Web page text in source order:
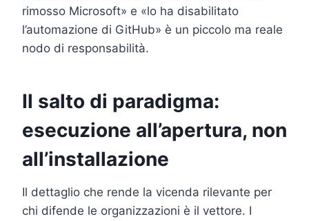
rimosso Microsoft» e «lo ha disabilitato
l’automazione di GitHub» è un piccolo ma reale
nodo di responsabilità.
Il salto di paradigma:
esecuzione all’apertura, non
all’installazione
Il dettaglio che rende la vicenda rilevante per
chi difende le organizzazioni è il vettore. I